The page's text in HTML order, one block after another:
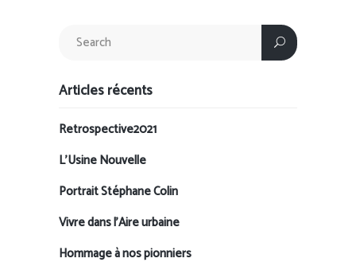
Articles récents
Retrospective2021
L’Usine Nouvelle
Portrait Stéphane Colin
Vivre dans l’Aire urbaine
Hommage à nos pionniers